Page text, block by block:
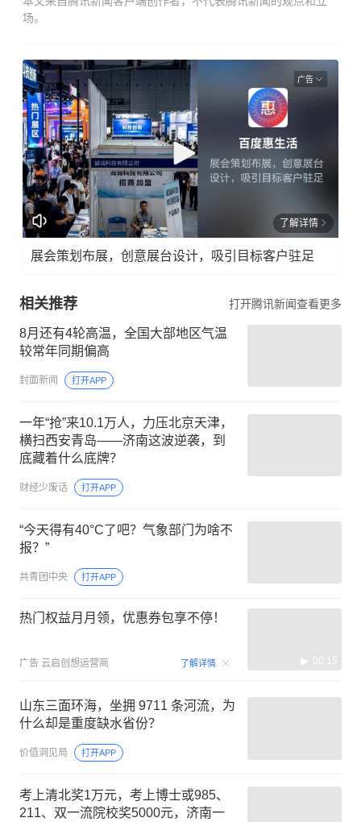
场。
广告
了解详情
展会策划布展，创意展台设计，吸引目标客户驻足
相关推荐 打开腾讯新闻查看更多
8月还有4轮高温，全国大部地区气温
较常年同期偏高
封面新闻 打开APP
一年“抢”来10.1万人，力压北京天津，
横扫西安青岛——济南这波逆袭，到
底藏着什么底牌？
财经少废话 打开APP
“今天得有40°C了吧？气象部门为啥不
报？”
共青团中央 打开APP
热门权益月月领，优惠券包享不停！
广告 云启创想运营商 了解详情 00:15
山东三面环海，坐拥 9711 条河流，为
什么却是重度缺水省份？
价值洞见局 打开APP
考上清北奖1万元，考上博士或985、
211、双一流院校奖5000元，济南一